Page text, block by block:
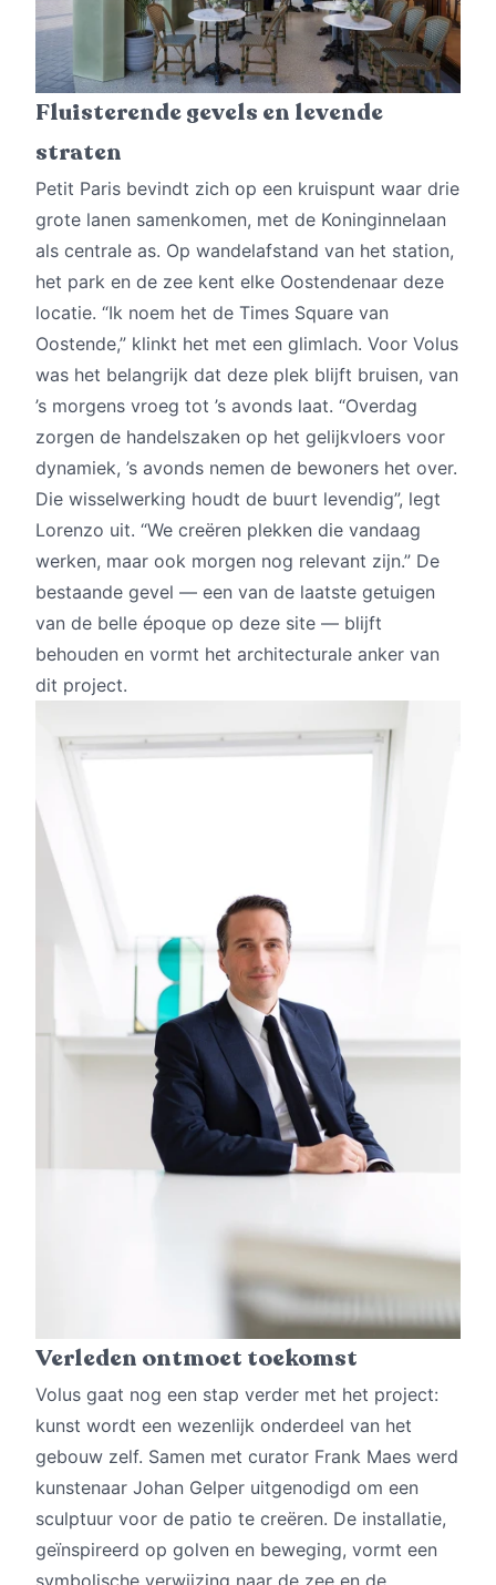
Fluisterende gevels en levende
straten
Petit Paris bevindt zich op een kruispunt waar drie
grote lanen samenkomen, met de Koninginnelaan
als centrale as. Op wandelafstand van het station,
het park en de zee kent elke Oostendenaar deze
locatie. “Ik noem het de Times Square van
Oostende,” klinkt het met een glimlach. Voor Volus
was het belangrijk dat deze plek blijft bruisen, van
’s morgens vroeg tot ’s avonds laat. “Overdag
zorgen de handelszaken op het gelijkvloers voor
dynamiek, ’s avonds nemen de bewoners het over.
Die wisselwerking houdt de buurt levendig”, legt
Lorenzo uit. “We creëren plekken die vandaag
werken, maar ook morgen nog relevant zijn.” De
bestaande gevel — een van de laatste getuigen
van de belle époque op deze site — blijft
behouden en vormt het architecturale anker van
dit project.
Verleden ontmoet toekomst
Volus gaat nog een stap verder met het project:
kunst wordt een wezenlijk onderdeel van het
gebouw zelf. Samen met curator Frank Maes werd
kunstenaar Johan Gelper uitgenodigd om een
sculptuur voor de patio te creëren. De installatie,
geïnspireerd op golven en beweging, vormt een
symbolische verwijzing naar de zee en de